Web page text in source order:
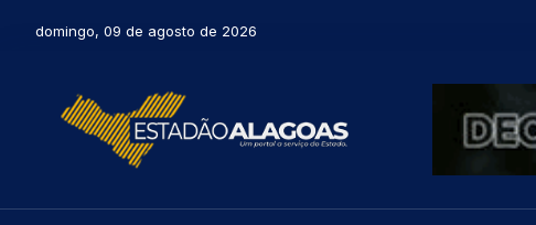
domingo, 09 de agosto de 2026